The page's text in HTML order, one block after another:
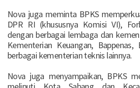
Nova juga meminta BPKS
DPR RI (khususnya Komisi VI),
dengan berbagai lembaga dan
Kementerian Keuangan,
berbagai kementerian teknis lainnya.
Nova juga menyampaikan, BPKS